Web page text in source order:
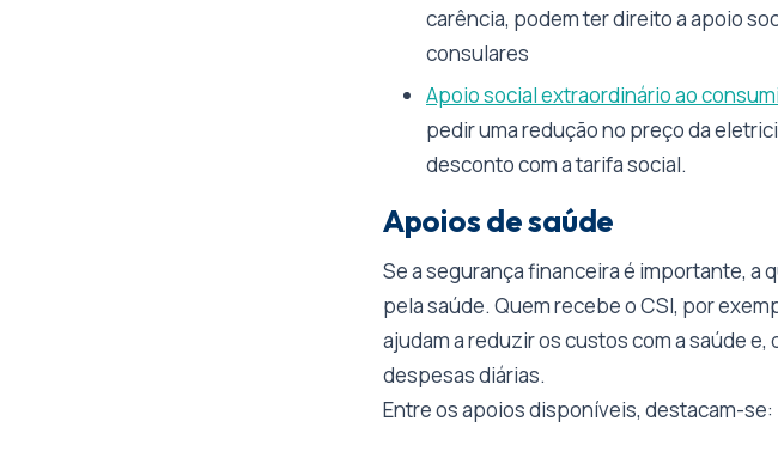
carência, podem ter direito a apoio
consulares
Apoio social extraordinário ao
pedir uma redução no preço da
desconto com a tarifa social.
Apoios de saúde
Se a segurança financeira é importante, a
pela saúde. Quem recebe o CSI, por
ajudam a reduzir os custos com a saúde
despesas diárias.
Entre os apoios disponíveis, destacam-se: